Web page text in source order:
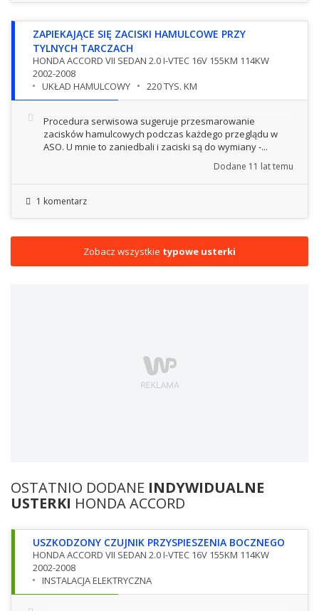
ZAPIEKAJĄCE SIĘ ZACISKI HAMULCOWE PRZY
TYLNYCH TARCZACH
HONDA ACCORD VII SEDAN 2.0 I-VTEC 16V 155KM 114KW
2002-2008
UKŁAD HAMULCOWY
220 TYS. KM
Procedura serwisowa sugeruje przesmarowanie
zacisków hamulcowych podczas każdego przeglądu w
ASO. U mnie to zaniedbali i zaciski są do wymiany -...
Dodane 11 lat temu
1 komentarz
Zobacz wszystkie typowe usterki
OSTATNIO DODANE INDYWIDUALNE
USTERKI HONDA ACCORD
USZKODZONY CZUJNIK PRZYSPIESZENIA BOCZNEGO
HONDA ACCORD VII SEDAN 2.0 I-VTEC 16V 155KM 114KW
2002-2008
INSTALACJA ELEKTRYCZNA